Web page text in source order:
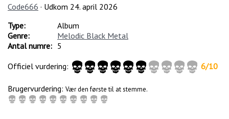
Code666 · Udkom 24. april 2026
Type:
Album
Genre:
Melodic Black Metal
Antal numre: 5
Officiel vurdering:
6/10
Brugervurdering: Vær den første til at stemme.